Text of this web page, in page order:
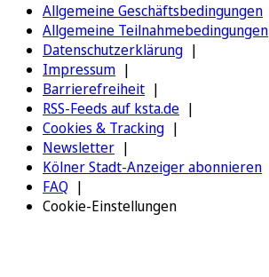
Allgemeine Geschäftsbedingungen
Allgemeine Teilnahmebedingungen
Datenschutzerklärung
Impressum
Barrierefreiheit
RSS-Feeds auf ksta.de
Cookies & Tracking
Newsletter
Kölner Stadt-Anzeiger abonnieren
FAQ
Cookie-Einstellungen